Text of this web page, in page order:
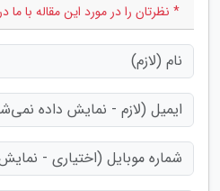
* نظرتان را در مورد این مقاله با ما